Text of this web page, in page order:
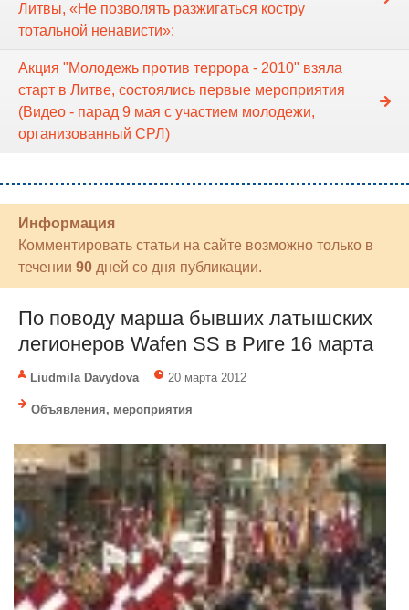
Литвы, «Не позволять разжигаться костру
тотальной ненависти»:
Акция "Молодежь против террора - 2010" взяла
старт в Литве, состоялись первые мероприятия
(Видео - парад 9 мая с участием молодежи,
организованный СРЛ)
Информация
Комментировать статьи на сайте возможно только в
течении 90 дней со дня публикации.
По поводу марша бывших латышских
легионеров Wafen SS в Риге 16 марта
Liudmila Davydova 20 марта 2012
Объявления, мероприятия